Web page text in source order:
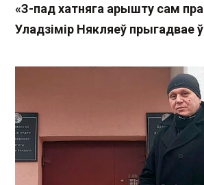
«З-пад хатняга арышту сам
Уладзімір Някляеў прыгадвае